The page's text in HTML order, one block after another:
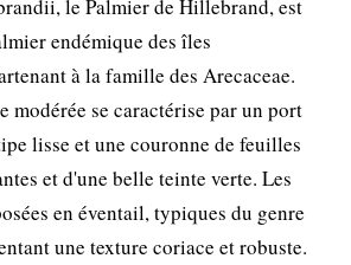
le Palmier de Hillebrand, est
endémique des îles
à la famille des Arecaceae.
modérée se caractérise par un port
lisse et une couronne de feuilles
et d'une belle teinte verte. Les
en éventail, typiques du genre
une texture coriace et robuste.